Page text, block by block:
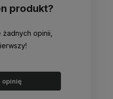
produkt?
opinii,
opinię